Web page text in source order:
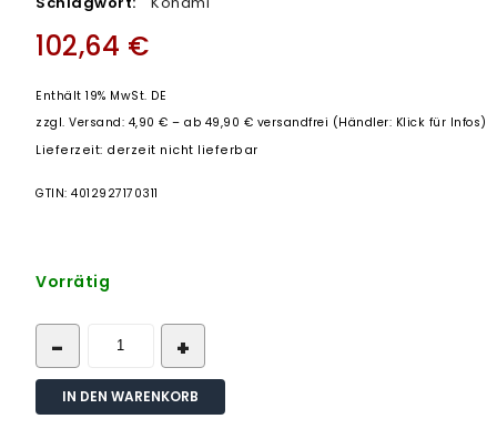
102,64 €
Enthält 19% MwSt. DE
zzgl.Versand: 4,90 € – ab 49,90 € versandfrei (Händler: Klick für Infos)
Lieferzeit: derzeit nicht lieferbar
GTIN: 4012927170311
Vorrätig
IN DEN WARENKORB